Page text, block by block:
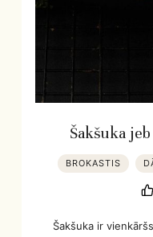
Šakšuka
BROKASTIS
Šakšuka ir